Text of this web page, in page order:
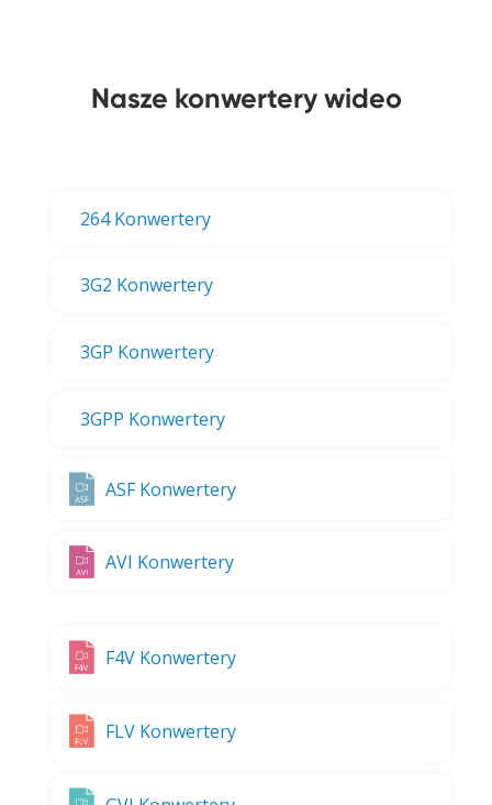
Nasze konwertery wideo
264 Konwertery
3G2 Konwertery
3GP Konwertery
3GPP Konwertery
ASF Konwertery
AVI Konwertery
F4V Konwertery
FLV Konwertery